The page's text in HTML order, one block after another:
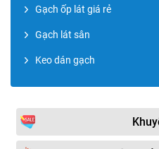
Gạch ốp lát giá rẻ
Gạch lát sân
Keo dán gạch